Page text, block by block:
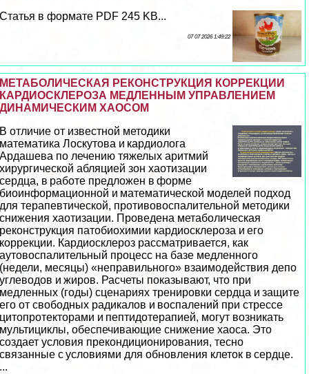
Статья в формате PDF 245 KB...
07 07 2026 1:49:22
МЕТАБОЛИЧЕСКАЯ РЕКОНСТРУКЦИЯ КОРРЕКЦИИ
КАРДИОСКЛЕРОЗА МЕДЛЕННЫМ УПРАВЛЕНИЕМ
ДИНАМИЧЕСКИМ ХАОСОМ
В отличие от известной методики
математика Лоскутова и кардиолога
Ардашева по лечению тяжелых аритмий
хирургической абляцией зон хаотизации
сердца, в работе предложен в форме
биоинформационной и математической моделей подход
для терапевтической, противовоспалительной методики
снижения хаотизации. Проведена метаболическая
реконструкция патобиохимии кардиосклероза и его
коррекции. Кардиосклероз рассматривается, как
аутовоспалительный процесс на базе медленного
(недели, месяцы) «неправильного» взаимодействия депо
углеводов и жиров. Расчеты показывают, что при
медленных (годы) сценариях тренировки сердца и защите
его от свободных радикалов и воспалений при стрессе
цитопротекторами и пептидотерапией, могут возникать
мультициклы, обеспечивающие снижение хаоса. Это
создает условия прекондиционирования, тесно
связанные с условиями для обновления клеток в сердце.
...